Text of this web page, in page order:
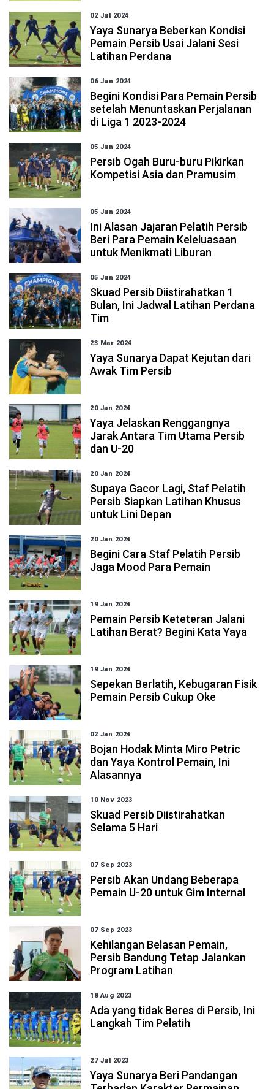
02 Jul 2024
Yaya Sunarya Beberkan Kondisi
Pemain Persib Usai Jalani Sesi
Latihan Perdana
06 Jun 2024
Begini Kondisi Para Pemain Persib
setelah Menuntaskan Perjalanan
di Liga 1 2023-2024
05 Jun 2024
Persib Ogah Buru-buru Pikirkan
Kompetisi Asia dan Pramusim
05 Jun 2024
Ini Alasan Jajaran Pelatih Persib
Beri Para Pemain Keleluasaan
untuk Menikmati Liburan
05 Jun 2024
Skuad Persib Diistirahatkan 1
Bulan, Ini Jadwal Latihan Perdana
Tim
23 Mar 2024
Yaya Sunarya Dapat Kejutan dari
Awak Tim Persib
20 Jan 2024
Yaya Jelaskan Renggangnya
Jarak Antara Tim Utama Persib
dan U-20
20 Jan 2024
Supaya Gacor Lagi, Staf Pelatih
Persib Siapkan Latihan Khusus
untuk Lini Depan
20 Jan 2024
Begini Cara Staf Pelatih Persib
Jaga Mood Para Pemain
19 Jan 2024
Pemain Persib Keteteran Jalani
Latihan Berat? Begini Kata Yaya
19 Jan 2024
Sepekan Berlatih, Kebugaran Fisik
Pemain Persib Cukup Oke
02 Jan 2024
Bojan Hodak Minta Miro Petric
dan Yaya Kontrol Pemain, Ini
Alasannya
10 Nov 2023
Skuad Persib Diistirahatkan
Selama 5 Hari
07 Sep 2023
Persib Akan Undang Beberapa
Pemain U-20 untuk Gim Internal
07 Sep 2023
Kehilangan Belasan Pemain,
Persib Bandung Tetap Jalankan
Program Latihan
18 Aug 2023
Ada yang tidak Beres di Persib, Ini
Langkah Tim Pelatih
27 Jul 2023
Yaya Sunarya Beri Pandangan